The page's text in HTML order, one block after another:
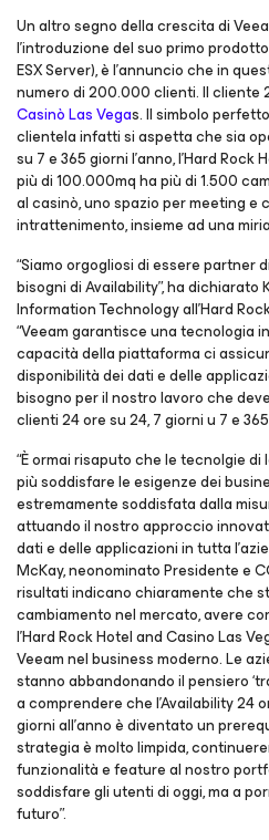
Un altro segno della crescita di
l’introduzione del suo primo
ESX Server), è l’annuncio che in
numero di 200.000 clienti. Il cliente
Casinò Las Vegas. Il simbolo
clientela infatti si aspetta che sia
su 7 e 365 giorni l’anno, l’Hard
più di 100.000mq ha più di 1.500
al casinò, uno spazio per meeting e
intrattenimento, insieme ad una
“Siamo orgogliosi di essere partner
bisogni di Availability”, ha dichiarato
Information Technology all’Hard
“Veeam garantisce una tecnologia
capacità della piattaforma ci
disponibilità dei dati e delle
bisogno per il nostro lavoro che
clienti 24 ore su 24, 7 giorni u 7 e 365
“È ormai risaputo che le tecnolgie
più soddisfare le esigenze dei
estremamente soddisfata dalla
attuando il nostro approccio
dati e delle applicazioni in tutta
McKay, neonominato Presidente e
risultati indicano chiaramente che
cambiamento nel mercato, avere
l’Hard Rock Hotel and Casino Las
Veeam nel business moderno. Le
stanno abbandonando il pensiero
a comprendere che l’Availability 24
giorni all’anno è diventato un
strategia è molto limpida,
funzionalità e feature al nostro
soddisfare gli utenti di oggi, ma a
futuro”.